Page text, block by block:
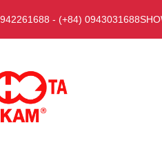
- (+84) 0943031688